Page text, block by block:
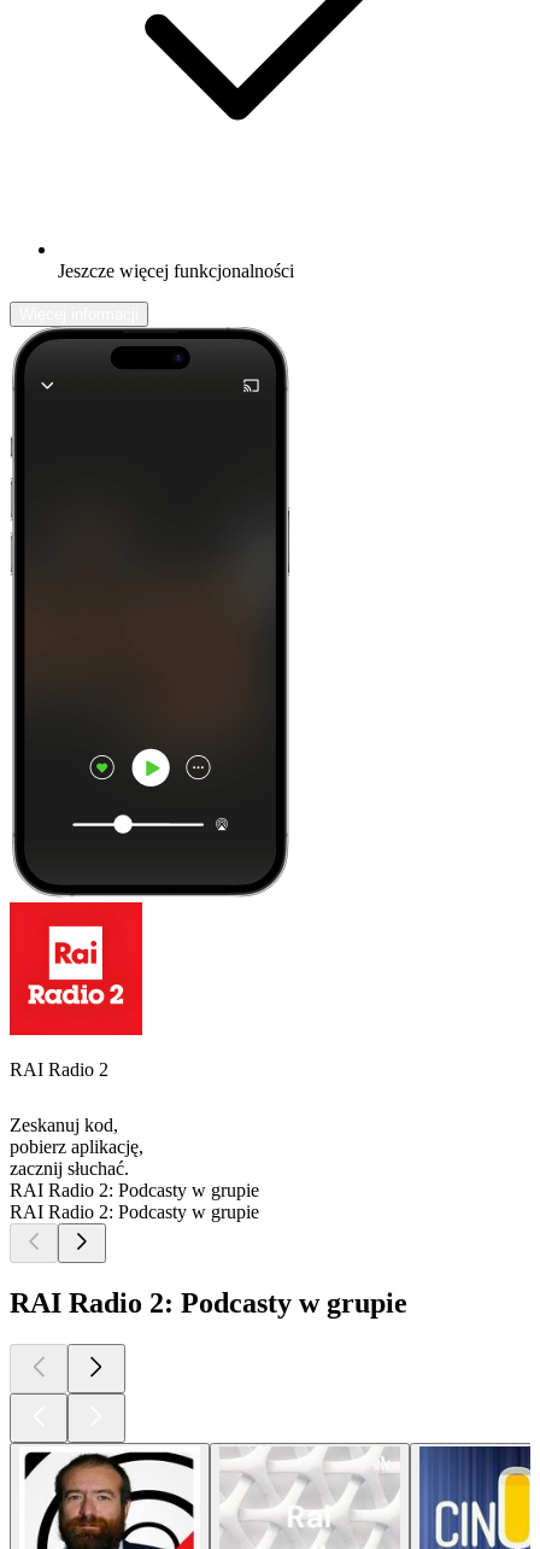
Jeszcze więcej funkcjonalności
RAI Radio 2
Zeskanuj kod,
pobierz aplikację,
zacznij słuchać.
RAI Radio 2: Podcasty w grupie
RAI Radio 2: Podcasty w grupie
RAI Radio 2: Podcasty w grupie